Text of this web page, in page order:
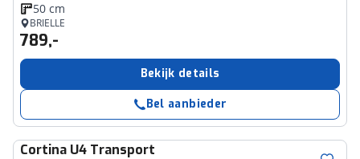
50 cm
BRIELLE
789,-
Bekijk details
Bel aanbieder
Cortina U4 Transport